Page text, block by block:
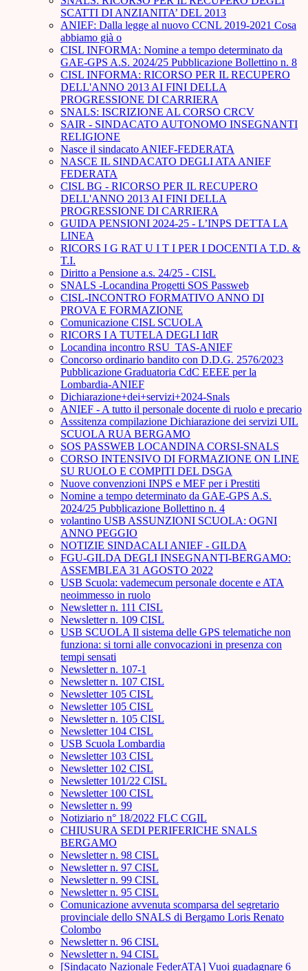
SCATTI DI ANZIANITA’ DEL 2013
ANIEF: Dalla legge al nuovo CCNL 2019-2021 Cosa
abbiamo già o
CISL INFORMA: Nomine a tempo determinato da
GAE-GPS A.S. 2024/25 Pubblicazione Bollettino n. 8
CISL INFORMA: RICORSO PER IL RECUPERO
DELL'ANNO 2013 AI FINI DELLA
PROGRESSIONE DI CARRIERA
SNALS: ISCRIZIONE AL CORSO CRCV
SAIR - SINDACATO AUTONOMO INSEGNANTI
RELIGIONE
Nasce il sindacato ANIEF-FEDERATA
NASCE IL SINDACATO DEGLI ATA ANIEF
FEDERATA
CISL BG - RICORSO PER IL RECUPERO
DELL'ANNO 2013 AI FINI DELLA
PROGRESSIONE DI CARRIERA
GUIDA PENSIONI 2024-25 - L’INPS DETTA LA
LINEA
RICORS I G RAT U I T I PER I DOCENTI A T.D. &
T.I.
Diritto a Pensione a.s. 24/25 - CISL
SNALS -Locandina Progetti SOS Passweb
CISL-INCONTRO FORMATIVO ANNO DI
PROVA E FORMAZIONE
Comunicazione CISL SCUOLA
RICORS I A TUTELA DEGLI IdR
Locandina incontro RSU_TAS-ANIEF
Concorso ordinario bandito con D.D.G. 2576/2023
Pubblicazione Graduatoria CdC EEEE per la
Lombardia-ANIEF
Dichiarazione+dei+servizi+2024-Snals
ANIEF - A tutto il personale docente di ruolo e precario
Asssitenza compilazione Dichiarazione dei servizi UIL
SCUOLA RUA BERGAMO
SOS PASSWEB LOCANDINA CORSI-SNALS
CORSO INTENSIVO DI FORMAZIONE ON LINE
SU RUOLO E COMPITI DEL DSGA
Nuove convenzioni INPS e MEF per i Prestiti
Nomine a tempo determinato da GAE-GPS A.S.
2024/25 Pubblicazione Bollettino n. 4
volantino USB ASSUNZIONI SCUOLA: OGNI
ANNO PEGGIO
NOTIZIE SINDACALI ANIEF - GILDA
FGU-GILDA DEGLI INSEGNANTI-BERGAMO:
ASSEMBLEA 31 AGOSTO 2022
USB Scuola: vademecum personale docente e ATA
neoimmesso in ruolo
Newsletter n. 111 CISL
Newsletter n. 109 CISL
USB SCUOLA Il sistema delle GPS telematiche non
funziona: si torni alle convocazioni in presenza con
tempi sensati
Newsletter n. 107-1
Newsletter n. 107 CISL
Newsletter 105 CISL
Newsletter 105 CISL
Newsletter n. 105 CISL
Newsletter 104 CISL
USB Scuola Lombardia
Newsletter 103 CISL
Newsletter 102 CISL
Newsletter 101/22 CISL
Newsletter 100 CISL
Newsletter n. 99
Notiziario n° 18/2022 FLC CGIL
CHIUSURA SEDI PERIFERICHE SNALS
BERGAMO
Newsletter n. 98 CISL
Newsletter n. 97 CISL
Newsletter n. 99 CISL
Newsletter n. 95 CISL
Comunicazione avvenuta scomparsa del segretario
provinciale dello SNALS di Bergamo Loris Renato
Colombo
Newsletter n. 96 CISL
Newsletter n. 94 CISL
[Sindacato Nazionale FederATA] Vuoi guadagnare 6